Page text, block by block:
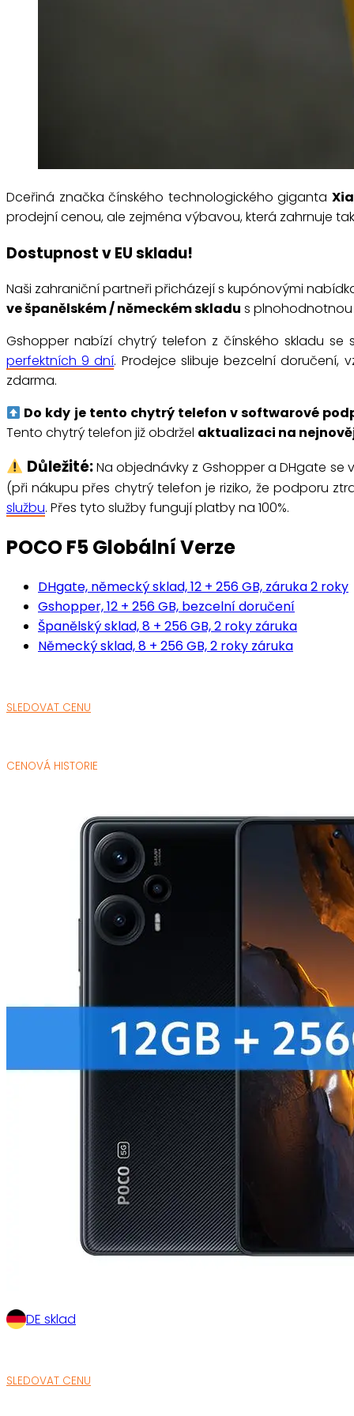
Dceřiná značka čínského technologického giganta
prodejní cenou, ale zejména výbavou, která zahrnuje
Dostupnost v EU skladu!
Naši zahraniční partneři přicházejí s kupónovými
ve španělském / německém skladu s
Gshopper nabízí chytrý telefon z čínského skladu
perfektních 9 dní. Prodejce slibuje bezcelní doručení,
zdarma.
Do kdy je tento chytrý telefon v softwarové
Tento chytrý telefon již obdržel aktualizaci na
Důležité:Na objednávky z Gshopper a DHgate se
(při nákupu přes chytrý telefon je riziko, že podporu
službu. Přes tyto služby fungují platby na 100%.
POCO F5 Globální Verze
DHgate, německý sklad, 12 + 256 GB, záruka 2 roky
Gshopper, 12 + 256 GB, bezcelní doručení
Španělský sklad, 8 + 256 GB, 2 roky záruka
Německý sklad, 8 + 256 GB, 2 roky záruka
SLEDOVAT CENU
CENOVÁ HISTORIE
DE sklad
SLEDOVAT CENU